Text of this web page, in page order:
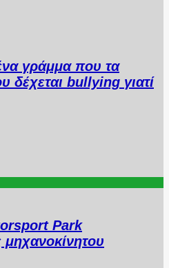
γράμμα που τα
δέχεται bullying γιατί
Park